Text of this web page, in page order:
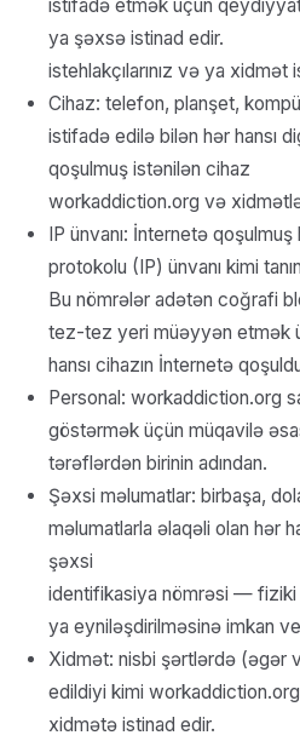
istifadə etmək üçün
ya şəxsə istinad edir.
istehlakçılarınız və ya
Cihaz: telefon, planşet,
istifadə edilə bilən hər hansı
qoşulmuş istənilən cihaz
workaddiction.org və
IP ünvanı: İnternetə
protokolu (IP) ünvanı kimi
Bu nömrələr adətən coğrafi
tez-tez yeri müəyyən etmək
hansı cihazın İnternetə
Personal: workaddiction.org
göstərmək üçün müqavilə
tərəflərdən birinin adından.
Şəxsi məlumatlar: birbaşa,
məlumatlarla əlaqəli olan hər
şəxsi
identifikasiya nömrəsi —
ya eyniləşdirilməsinə imkan
Xidmət: nisbi şərtlərdə (əgər
edildiyi kimi
xidmətə istinad edir.